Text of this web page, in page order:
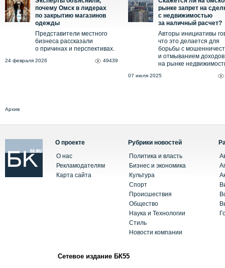
почему Омск в лидерах
по закрытию магазинов
одежды
Представители местного
бизнеса рассказали
о причинах и перспективах.
24 февраля 2026 49439
рынке запрет на
с недвижимостью
за наличный расчет?
Авторы инициативы
что это делается для
борьбы с
и отмыванием доходов
на рынке
07 июля 2025
Архив
О проекте
О нас
Рекламодателям
Карта сайта
Рубрики новостей
Политика и власть
Бизнес и экономика
Культура
Спорт
Происшествия
Общество
Наука и Технологии
Стиль
Новости компании
Сетевое издание БК55